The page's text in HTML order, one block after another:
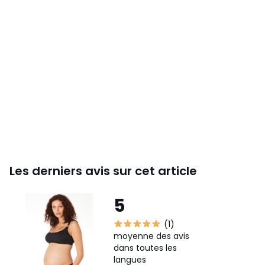
Les derniers avis sur cet article
5
(1)
moyenne des avis
dans toutes les
langues